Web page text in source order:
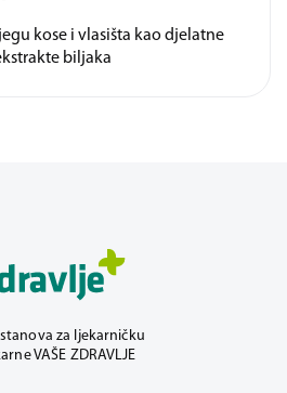
kose i vlasišta kao djelatne
biljaka
za ljekarničku
VAŠE ZDRAVLJE